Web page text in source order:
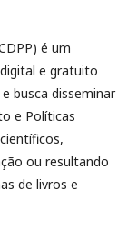
é um
e gratuito
busca disseminar
e Políticas
ou resultando
de livros e